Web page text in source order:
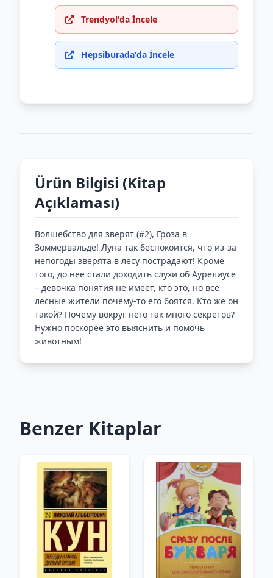
Trendyol'da İncele
Hepsiburada'da İncele
Ürün Bilgisi (Kitap
Açıklaması)
Волшебство для зверят (#2), Гроза в
Зоммервальде! Луна так беспокоится, что из-за
непогоды зверята в лесу пострадают! Кроме
того, до неё стали доходить слухи об Аурелиусе
– девочка понятия не имеет, кто это, но все
лесные жители почему-то его боятся. Кто же он
такой? Почему вокруг него так много секретов?
Нужно поскорее это выяснить и помочь
животным!
Benzer Kitaplar